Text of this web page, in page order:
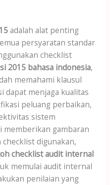
adalah alat penting
persyaratan standar
checklist
2015 bahasa indonesia,
memahami klausul
dapat menjaga kualitas
peluang perbaikan,
sistem
memberikan gambaran
digunakan,
checklist audit internal
memulai audit internal
penilaian yang